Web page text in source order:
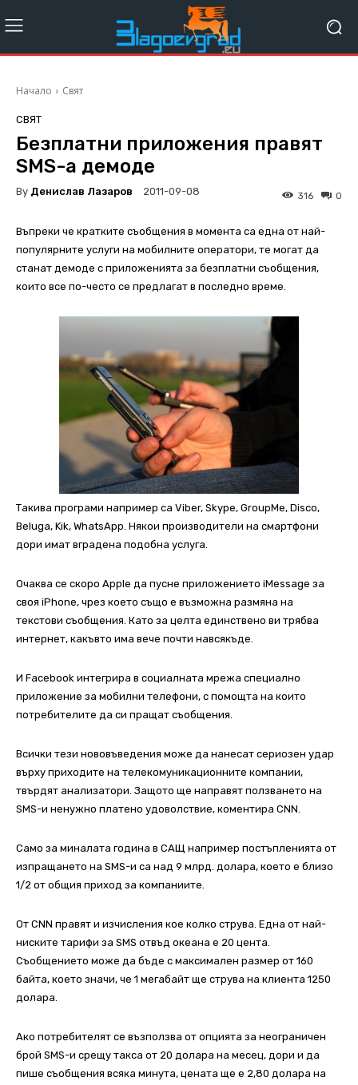
Начало Свят
СВЯТ
Безплатни приложения правят
SMS-а демоде
By Денислав Лазаров 2011-09-08 0
316
Въпреки че кратките съобщения в момента са една от най-
популярните услуги на мобилните оператори, те могат да
станат демоде с приложенията за безплатни съобщения,
които все по-често се предлагат в последно време.
Такива програми например са Viber, Skype, GroupMe, Disco,
Beluga, Kik, WhatsApp. Някои производители на смартфони
дори имат вградена подобна услуга.
Очаква се скоро Apple да пусне приложението iMessage за
своя iPhone, чрез което също е възможна размяна на
текстови съобщения. Като за целта единствено ви трябва
интернет, какъвто има вече почти навсякъде.
И Facebook интегрира в социалната мрежа специално
приложение за мобилни телефони, с помощта на които
потребителите да си пращат съобщения.
Всички тези нововъведения може да нанесат сериозен удар
върху приходите на телекомуникационните компании,
твърдят анализатори. Защото ще направят ползването на
SMS-и ненужно платено удоволствие, коментира CNN.
Само за миналата година в САЩ например постъпленията от
изпращането на SMS-и са над 9 млрд. долара, което е близо
1/2 от общия приход за компаниите.
От CNN правят и изчисления кое колко струва. Една от най-
ниските тарифи за SMS отвъд океана е 20 цента.
Съобщението може да бъде с максимален размер от 160
байта, което значи, че 1 мегабайт ще струва на клиента 1250
долара.
Ако потребителят се възползва от опцията за неограничен
брой SMS-и срещу такса от 20 долара на месец, дори и да
пише съобщения всяка минута, цената ще е 2,80 долара на